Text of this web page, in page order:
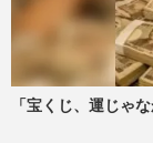
「宝くじ、運じゃ